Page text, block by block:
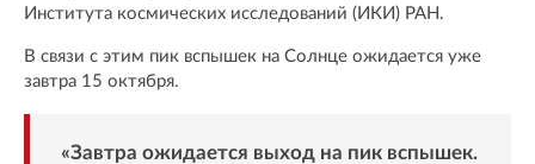
Института космических исследований (ИКИ) РАН.
В связи с этим пик вспышек на Солнце ожидается уже
завтра 15 октября.
«Завтра ожидается выход на пик вспышек.